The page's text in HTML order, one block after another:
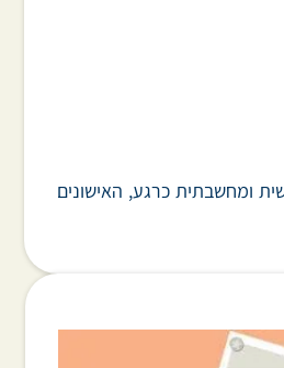
רגשית ומחשבתית כרגע, האישונים